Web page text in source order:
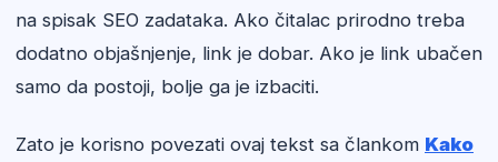
na spisak SEO zadataka. Ako čitalac prirodno treba
dodatno objašnjenje, link je dobar. Ako je link ubačen
samo da postoji, bolje ga je izbaciti.
Zato je korisno povezati ovaj tekst sa člankom Kako